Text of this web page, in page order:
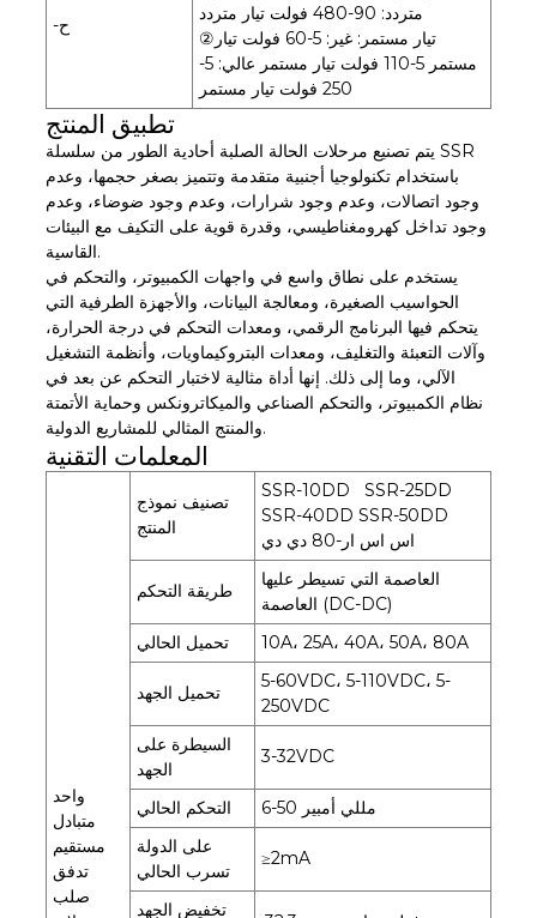
-ح
متردد: 90-480 فولت تيار متردد
②تيار مستمر: غير: 5-60 فولت تيار
مستمر 5-110 فولت تيار مستمر عالي: 5-
250 فولت تيار مستمر
تطبيق المنتج
يتم تصنيع مرحلات الحالة الصلبة أحادية الطور من سلسلة SSR
باستخدام تكنولوجيا أجنبية متقدمة وتتميز بصغر حجمها، وعدم
وجود اتصالات، وعدم وجود شرارات، وعدم وجود ضوضاء، وعدم
وجود تداخل كهرومغناطيسي، وقدرة قوية على التكيف مع البيئات
القاسية.
يستخدم على نطاق واسع في واجهات الكمبيوتر، والتحكم في
الحواسيب الصغيرة، ومعالجة البيانات، والأجهزة الطرفية التي
يتحكم فيها البرنامج الرقمي، ومعدات التحكم في درجة الحرارة،
وآلات التعبئة والتغليف، ومعدات البتروكيماويات، وأنظمة التشغيل
الآلي، وما إلى ذلك. إنها أداة مثالية لاختبار التحكم عن بعد في
نظام الكمبيوتر، والتحكم الصناعي والميكاترونكس وحماية الأتمتة
والمنتج المثالي للمشاريع الدولية.
المعلمات التقنية
واحد
متبادل
مستقيم
تدفق
صلب
تصنيف نموذج
المنتج
SSR-10DD SSR-25DD
SSR-40DD SSR-50DD
اس اس ار-80 دي دي
طريقة التحكم
العاصمة التي تسيطر عليها
العاصمة (DC-DC)
تحميل الحالي
10A، 25A، 40A، 50A، 80A
تحميل الجهد
5-60VDC، 5-110VDC، 5-
250VDC
السيطرة على
الجهد
3-32VDC
التحكم الحالي
6-50 مللي أمبير
على الدولة
تسرب الحالي
≥2mA
تخفيض الجهد